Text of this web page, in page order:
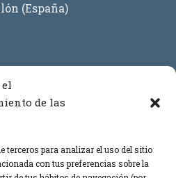
de las
terceros para analizar el uso del sitio
con tus preferencias sobre la
(España)